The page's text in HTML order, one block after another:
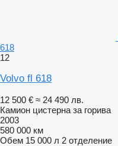
618
12
Volvo fl 618
12 500 € ≈ 24 490 лв.
Камион цистерна за горива
2003
580 000 км
Обем 15 000 л 2 отделение